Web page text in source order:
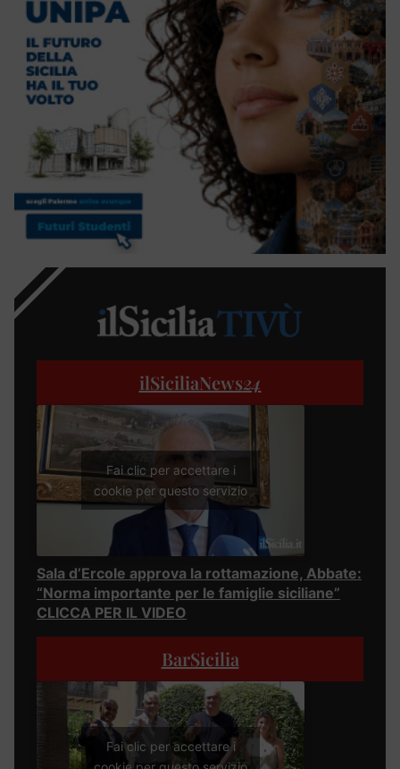
ilSiciliaNews24
Fai clic per accettare i
cookie per questo servizio
Sala d’Ercole approva la rottamazione, Abbate:
“Norma importante per le famiglie siciliane”
CLICCA PER IL VIDEO
BarSicilia
Fai clic per accettare i